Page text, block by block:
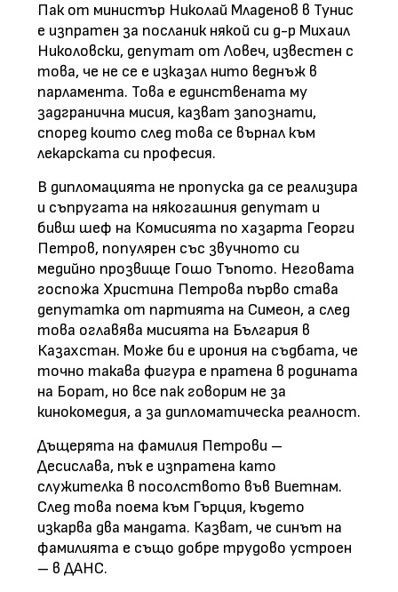
Пак от министър Николай Младенов в Тунис
е изпратен за посланик някой си д-р Михаил
Николовски, депутат от Ловеч, известен с
това, че не се е изказал нито веднъж в
парламента. Това е единствената му
задгранична мисия, казват запознати,
според които след това се върнал към
лекарската си професия.
В дипломацията не пропуска да се реализира
и съпругата на някогашния депутат и
бивш шеф на Комисията по хазарта Георги
Петров, популярен със звучното си
медийно прозвище Гошо Тъпото. Неговата
госпожа Христина Петрова първо става
депутатка от партията на Симеон, а след
това оглавява мисията на България в
Казахстан. Може би е ирония на съдбата, че
точно такава фигура е пратена в родината
на Борат, но все пак говорим не за
кинокомедия, а за дипломатическа реалност.
Дъщерята на фамилия Петрови –
Десислава, пък е изпратена като
служителка в посолството във Виетнам.
След това поема към Гърция, където
изкарва два мандата. Казват, че синът на
фамилията е също добре трудово устроен
– в ДАНС.